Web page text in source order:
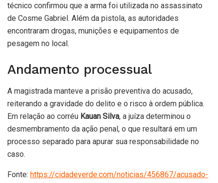
técnico confirmou que a arma foi utilizada no assassinato
de Cosme Gabriel. Além da pistola, as autoridades
encontraram drogas, munições e equipamentos de
pesagem no local.
Andamento processual
A magistrada manteve a prisão preventiva do acusado,
reiterando a gravidade do delito e o risco à ordem pública.
Em relação ao corréu Kauan Silva, a juíza determinou o
desmembramento da ação penal, o que resultará em um
processo separado para apurar sua responsabilidade no
caso.
Fonte: https://cidadeverde.com/noticias/456867/acusado-